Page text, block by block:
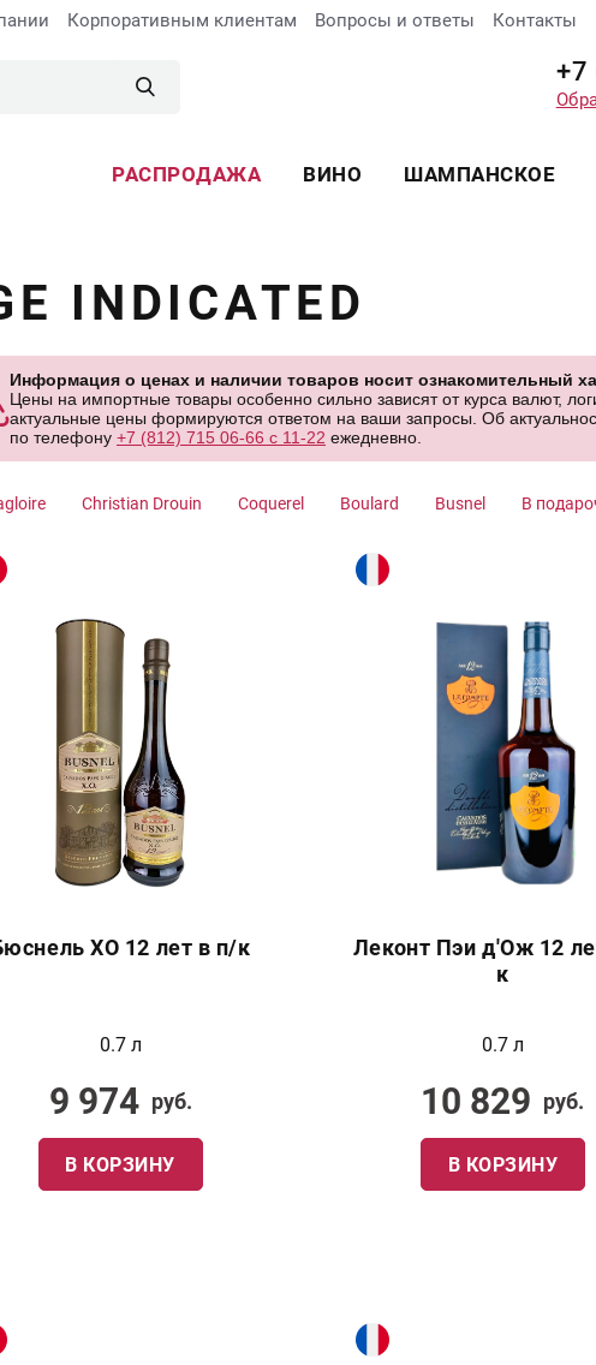
Корпоративным клиентам Вопросы и ответы Контакты
+7
РАСПРОДАЖА ВИНО ШАМПАНСКОЕ
INDICATED
Информация о ценах и наличии товаров носит ознакомительный
Цены на импортные товары особенно сильно зависят от курса валют,
актуальные цены формируются ответом на ваши запросы. Об
по телефону +7 (812) 715 06-66 с 11-22 ежедневно.
Christian Drouin Coquerel Boulard Busnel В
ХО 12 лет в п/к
0.7 л
9 974 руб.
В КОРЗИНУ
Леконт Пэи д'Ож 12
к
0.7 л
10 829 руб.
В КОРЗИНУ